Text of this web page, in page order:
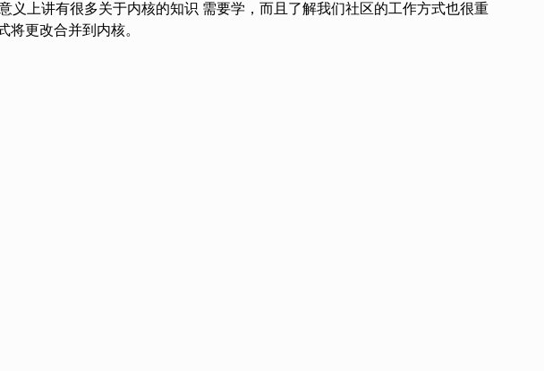
义上讲有很多关于内核的知识 需要学，而且了解我们社区的工作方式也很重
将更改合并到内核。